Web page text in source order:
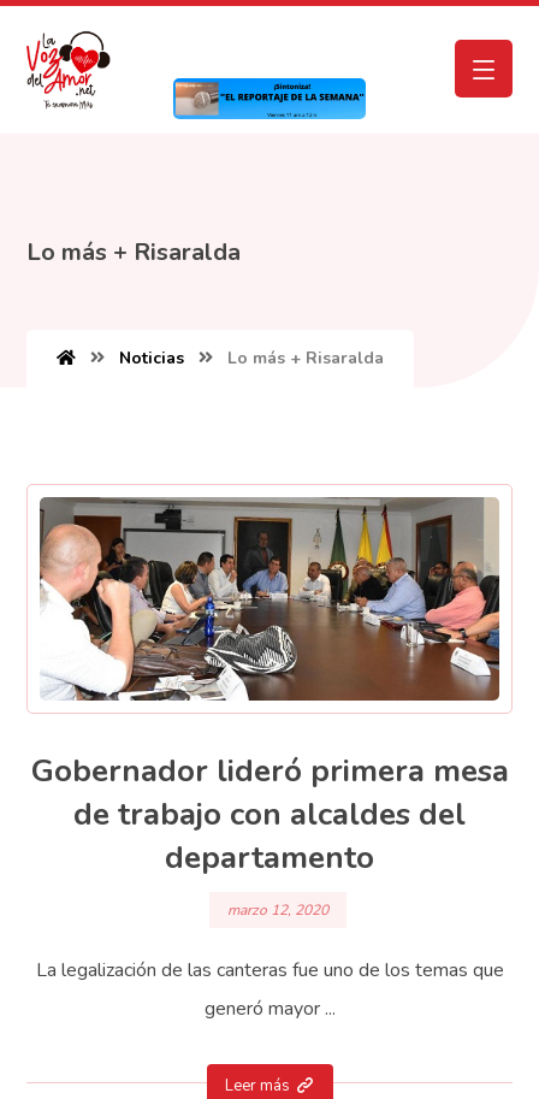
Lo más + Risaralda
Noticias Lo más + Risaralda
Gobernador lideró primera mesa
de trabajo con alcaldes del
departamento
marzo 12, 2020
La legalización de las canteras fue uno de los temas que
generó mayor ...
Leer más